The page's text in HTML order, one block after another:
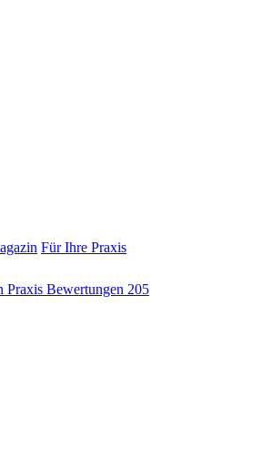
Für Ihre Praxis
Praxis Bewertungen 205